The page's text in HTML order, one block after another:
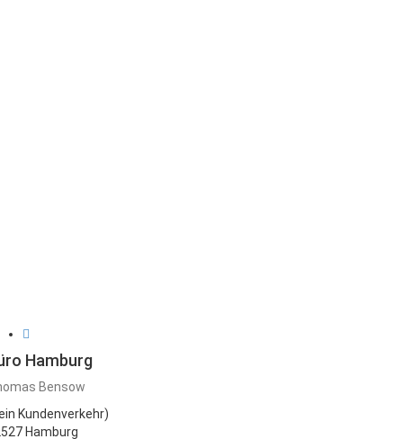
Hamburg
Bensow
Kundenverkehr)
Hamburg